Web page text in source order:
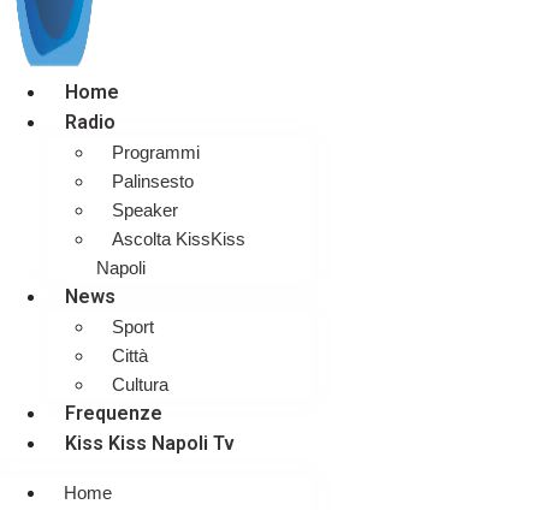
Home
Radio
Programmi
Palinsesto
Speaker
Ascolta KissKiss
Napoli
News
Sport
Città
Cultura
Frequenze
Kiss Kiss Napoli Tv
Home